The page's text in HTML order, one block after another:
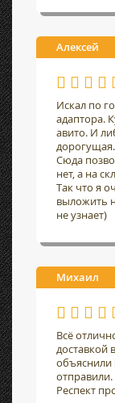
Алексей
Искал по
адаптора.
авито. И
дорогущая.
Сюда
нет, а на
Так что я
выложить
не узнает)
Михаил
Всё
доставкой
объяснили
отправили.
Респект